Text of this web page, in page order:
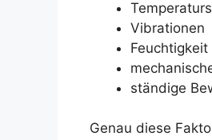
Vibrationen
Feuchtigkeit
ständige
Genau diese